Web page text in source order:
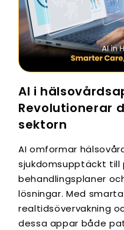
AI i
Revolutionerar
sektorn
AI omformar
sjukdomsupptäckt till
behandlingsplaner
lösningar. Med
realtidsövervakning
dessa appar både